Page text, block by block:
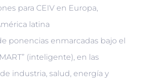
para CEIV en Europa,
latina
ponencias enmarcadas bajo el
(inteligente), en las
industria, salud, energía y